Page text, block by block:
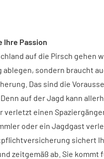
Ihre Passion
auf die Pirsch gehen
ablegen, sondern braucht
Das sind die
auf der Jagd kann
verletzt einen
oder ein Jagdgast
sichert
zeitgemäß ab. Sie kommt